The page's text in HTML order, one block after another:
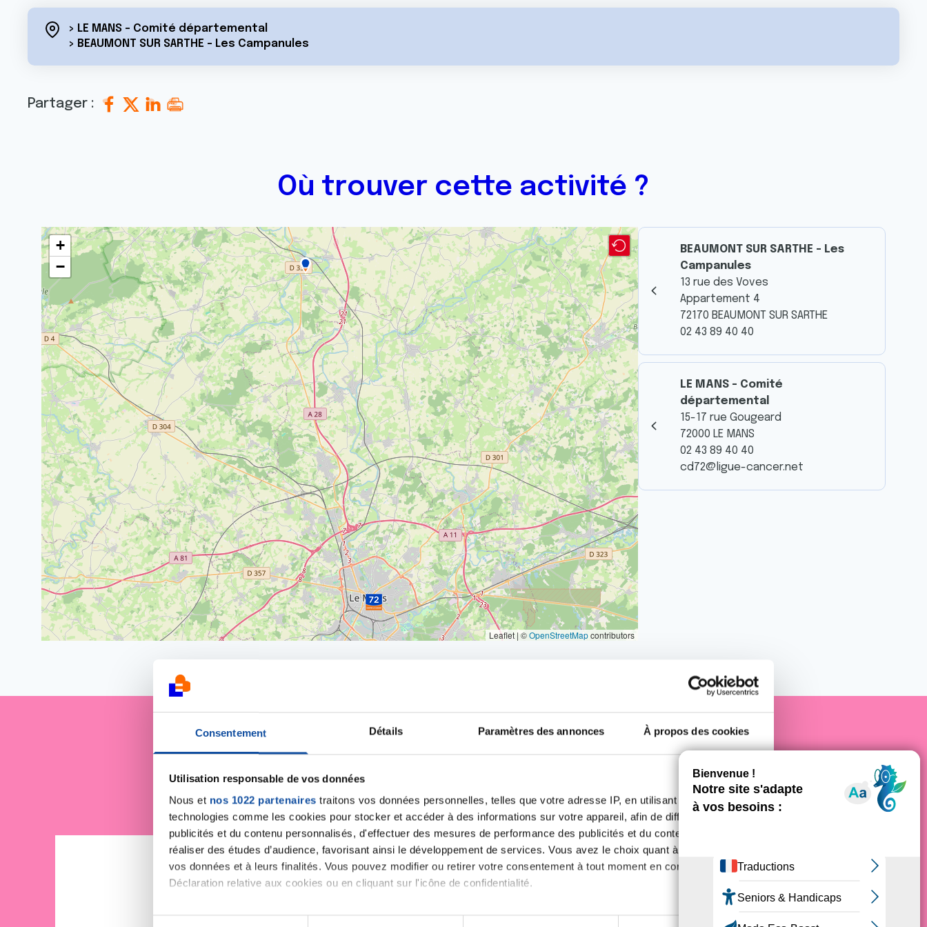
Consentement Détails Paramètres des annonces À propos des cookies
Utilisation responsable de vos données
Nous et nos 1022 partenaires traitons vos données personnelles, telles que votre adresse IP, en utilisant des
technologies comme les cookies pour stocker et accéder à des informations sur votre appareil, afin de diffuser des
publicités et du contenu personnalisés, d'effectuer des mesures de performance des publicités et du contenu, ainsi que de
réaliser des études d’audience, favorisant ainsi le développement de services. Vous avez le choix quant à l'utilisation de
vos données et à leurs finalités. Vous pouvez modifier ou retirer votre consentement à tout moment en consultant la
Déclaration relative aux cookies ou en cliquant sur l'icône de confidentialité.
Si vous le permettez, nous aimerions également :
> LE MANS - Comité départemental
> BEAUMONT SUR SARTHE - Les Campanules
Partager :
Où trouver cette activité ?
+
−
Leaflet | ©OpenStreetMapcontributors
BEAUMONT SUR SARTHE - Les
Campanules
13 rue des Voves
Appartement 4
72170 BEAUMONT SUR SARTHE
02 43 89 40 40
LE MANS - Comité
départemental
15-17 rue Gougeard
72000 LE MANS
02 43 89 40 40
cd72@ligue-cancer.net
Je soutiensla Ligue contre le cancer